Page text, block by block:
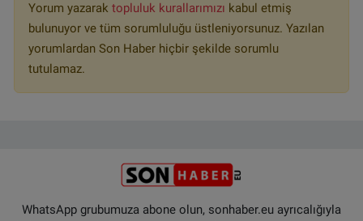
Yorum yazarak topluluk kurallarımızı kabul etmiş
bulunuyor ve tüm sorumluluğu üstleniyorsunuz. Yazılan
yorumlardan Son Haber hiçbir şekilde sorumlu
tutulamaz.
WhatsApp grubumuza abone olun, sonhaber.eu ayrıcalığıyla